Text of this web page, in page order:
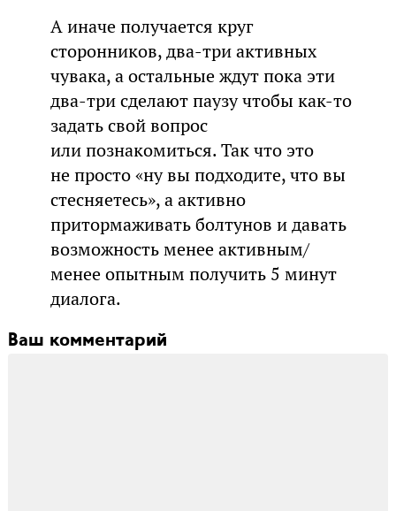
А иначе получается круг
сторонников, два-три активных
чувака, а остальные ждут пока эти
два-три сделают паузу чтобы как-то
задать свой вопрос
или познакомиться. Так что это
не просто «ну вы подходите, что вы
стесняетесь», а активно
притормаживать болтунов и давать
возможность менее активным/
менее опытным получить 5 минут
диалога.
Ваш комментарий